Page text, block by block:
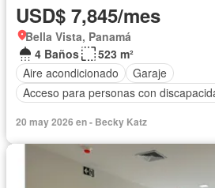
USD$ 7,845/mes
Bella Vista, Panamá
4 Baños
523 m²
Aire acondicionado
Garaje
Acceso para personas con
20 may 2026 en - Becky Katz